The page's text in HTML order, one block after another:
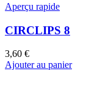
Aperçu rapide
CIRCLIPS 8
3,60 €
Ajouter au panier